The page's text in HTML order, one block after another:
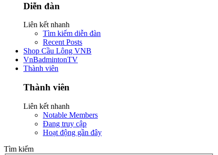
Diễn đàn
Liên kết nhanh
Tìm kiếm diễn đàn
Recent Posts
Shop Cầu Lông VNB
VnBadmintonTV
Thành viên
Thành viên
Liên kết nhanh
Notable Members
Đang truy cập
Hoạt động gần đây
Tìm kiếm